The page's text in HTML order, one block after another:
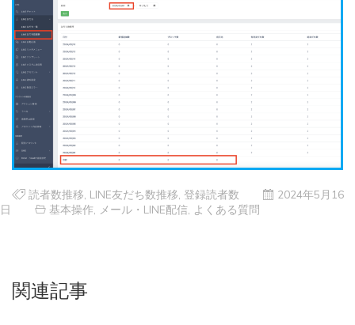
読者数推移 LINE友だち数推移 登録読者数
2024年5月16
日
基本操作 メール・LINE配信 よくある質問
関連記事